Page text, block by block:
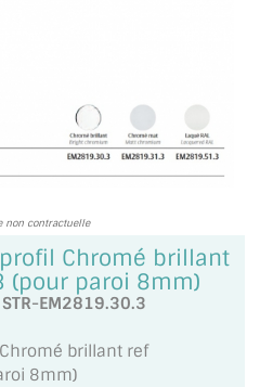
M2
BRASSERIE
non contractuelle
Chromé brillant
(pour paroi 8mm)
EM2819.30.3
brillant ref
8mm)